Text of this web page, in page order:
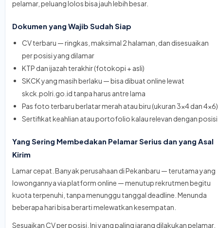
pelamar, peluang lolos bisa jauh lebih besar.
Dokumen yang Wajib Sudah Siap
CV terbaru — ringkas, maksimal 2 halaman, dan disesuaikan
per posisi yang dilamar
KTP dan ijazah terakhir (fotokopi + asli)
SKCK yang masih berlaku — bisa dibuat online lewat
skck.polri.go.id tanpa harus antre lama
Pas foto terbaru berlatar merah atau biru (ukuran 3x4 dan 4x6)
Sertifikat keahlian atau portofolio kalau relevan dengan posisi
Yang Sering Membedakan Pelamar Serius dan yang Asal
Kirim
Lamar cepat. Banyak perusahaan di Pekanbaru — terutama yang
lowongannya via platform online — menutup rekrutmen begitu
kuota terpenuhi, tanpa menunggu tanggal deadline. Menunda
beberapa hari bisa berarti melewatkan kesempatan.
Sesuaikan CV per posisi. Ini yang paling jarang dilakukan pelamar,